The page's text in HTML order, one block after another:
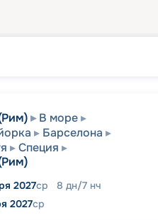
В море
Барселона
Специя
2027ср 8 дн/7 нч
2027ср